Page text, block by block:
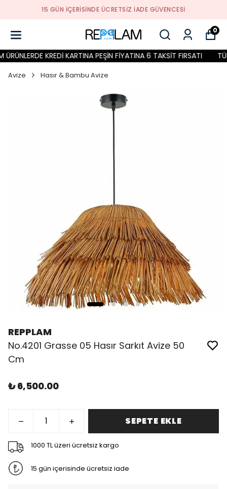
15 GÜN İÇERİSİNDE ÜCRETSİZ İADE GÜVENCESİ
0
KREDİ KARTINA PEŞİN FİYATINA 6 TAKSİT FIRSATI
Avize Hasır & Bambu Avize
REPPLAM
No.4201 Grasse 05 Hasır Sarkıt Avize 50
Cm
₺ 6,500.00
SEPETE EKLE
1000 TL üzeri ücretsiz kargo
15 gün içerisinde ücretsiz iade